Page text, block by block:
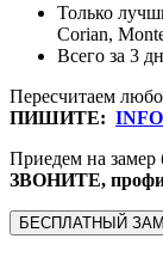
Только
Corian,
Всего за 3
Пересчитаем
ПИШИТЕ:
Приедем на замер
ЗВОНИТЕ,
БЕСПЛАТНЫЙ